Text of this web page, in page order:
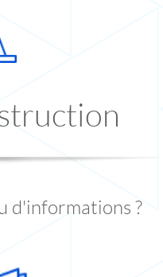
d'informations ?